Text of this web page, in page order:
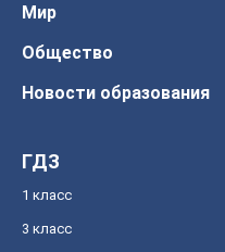
Мир
Общество
Новости образования
ГДЗ
1 класс
3 класс